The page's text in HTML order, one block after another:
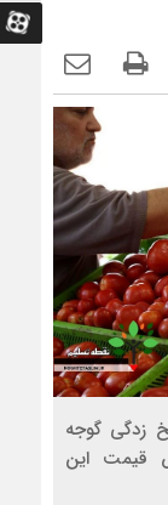
زدگی گوجه
قیمت این